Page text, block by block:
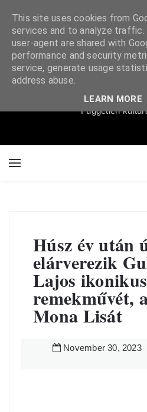
Független
Húsz év után
elárverezik
Lajos ikonikus
remekművét,
Mona Lisát
November 30, 2023
This site uses cookies from
services and to analyze traffic.
user-agent are shared with
performance and security
service, generate usage
address abuse.
LEARN MORE